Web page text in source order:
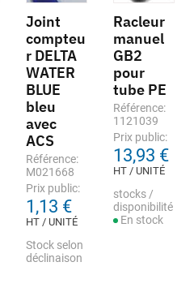
Joint
compteu
r DELTA
WATER
BLUE
bleu
avec
ACS
Référence:
M021668
Prix public:
1,13 €
HT / UNITÉ
Stock selon
déclinaison
Racleur
manuel
GB2
pour
tube PE
Référence:
1121039
Prix public:
13,93 €
HT / UNITÉ
stocks /
disponibilité
En stock